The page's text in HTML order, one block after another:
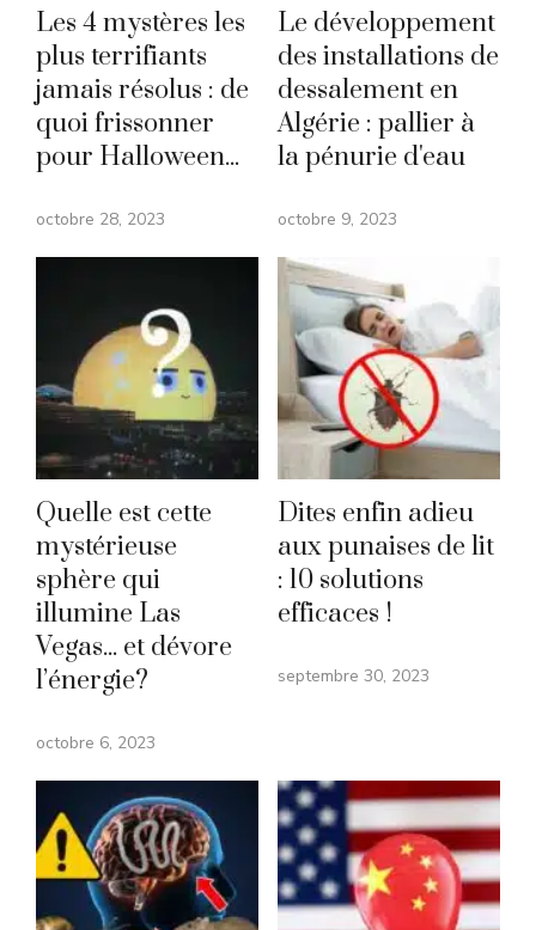
Les 4 mystères les
plus terrifiants
jamais résolus : de
quoi frissonner
pour Halloween...
octobre 28, 2023
Le développement
des installations de
dessalement en
Algérie : pallier à
la pénurie d'eau
octobre 9, 2023
Quelle est cette
mystérieuse
sphère qui
illumine Las
Vegas... et dévore
l’énergie?
octobre 6, 2023
Dites enfin adieu
aux punaises de lit
: 10 solutions
efficaces !
septembre 30, 2023